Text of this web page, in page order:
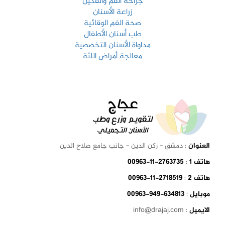
زراعة الأسنان
صحة الفم الوقائية
طب أسنان الأطفال
مداواة الأسنان التخصصية
معالجة أمراض اللثة
العنوان : دمشق - ركن الدين - جانب جامع صلاح الدين
هاتف 1
:
00963-11-2763735
هاتف 2
:
00963-11-2718519
موبايل :
00963-949-634813
الايميل : info@drajaj.com